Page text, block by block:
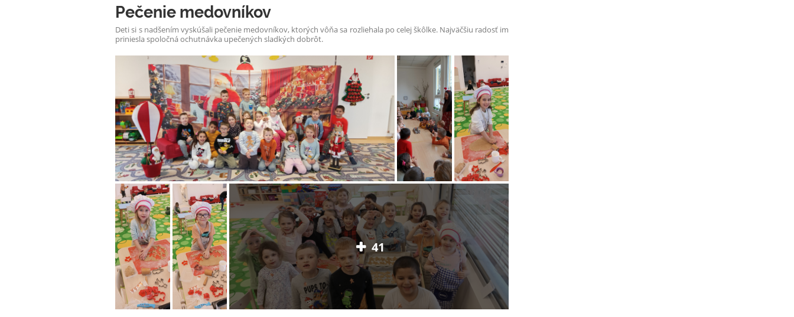
Pečenie medovníkov
Deti si s nadšením vyskúšali pečenie medovníkov, ktorých vôňa sa rozliehala po celej škôlke. Najväčšiu radosť im
priniesla spoločná ochutnávka upečených sladkých dobrôt.
41